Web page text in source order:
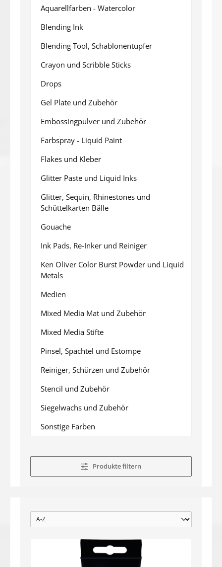
Aquarellfarben - Watercolor
Blending Ink
Blending Tool, Schablonentupfer
Crayon und Scribble Sticks
Drops
Gel Plate und Zubehör
Embossingpulver und Zubehör
Farbspray - Liquid Paint
Flakes und Kleber
Glitter Paste und Liquid Inks
Glitter, Sequin, Rhinestones und
Schüttelkarten Bälle
Gouache
Ink Pads, Re-Inker und Reiniger
Ken Oliver Color Burst Powder und Liquid
Metals
Medien
Mixed Media Mat und Zubehör
Mixed Media Stifte
Pinsel, Spachtel und Estompe
Reiniger, Schürzen und Zubehör
Stencil und Zubehör
Siegelwachs und Zubehör
Sonstige Farben
Produkte filtern